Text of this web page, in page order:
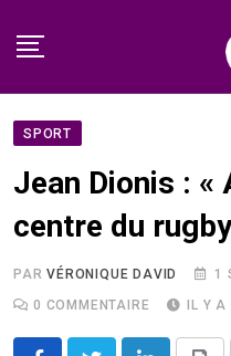
SPORT
Jean Dionis : «
centre du
PARVÉRONIQUE DAVID
1
0 COMMENTAIRE IL Y